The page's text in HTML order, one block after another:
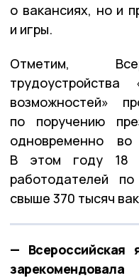
о вакансиях, но и
и игры.
Отметим,
возможностей»
по поручению
одновременно
В этом году 18
работодателей
свыше 370 тысяч
— Всероссийская